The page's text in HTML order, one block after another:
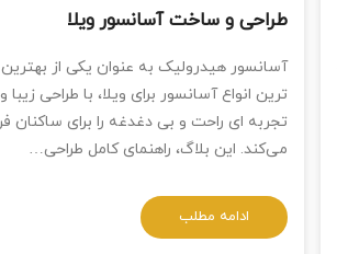
طراحی و ساخت آسانسور ویلا
آسانسور هیدرولیک به عنوان یکی از
‌ترین انواع آسانسور برای ویلا، با طراحی زیبا
تجربه ‌ای راحت و بی‌ دغدغه را برای ساکنان
می‌کند. این بلاگ، راهنمای کامل طراحی…
ادامه مطلب